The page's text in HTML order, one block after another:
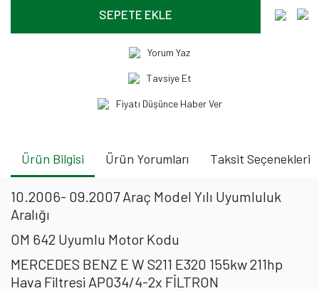
SEPETE EKLE
Yorum Yaz
Tavsiye Et
Fiyatı Düşünce Haber Ver
Ürün Bilgisi Ürün Yorumları Taksit Seçenekleri
10.2006- 09.2007 Araç Model Yılı Uyumluluk
Aralığı
OM 642 Uyumlu Motor Kodu
MERCEDES BENZ E W S211 E320 155kw 211hp
Hava Filtresi AP034/4-2x FİLTRON